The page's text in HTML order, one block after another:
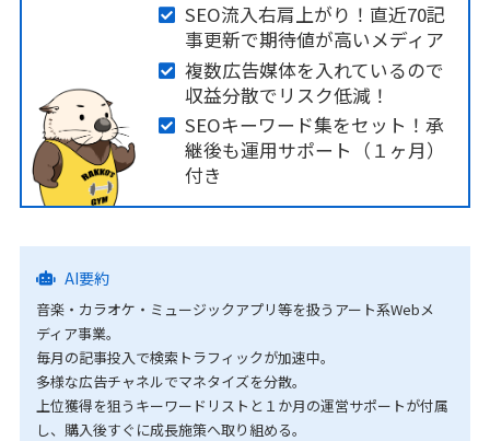
SEO流入右肩上がり！直近70記
事更新で期待値が高いメディア
複数広告媒体を入れているので
収益分散でリスク低減！
SEOキーワード集をセット！承
継後も運用サポート（１ヶ月）
付き
AI要約
音楽・カラオケ・ミュージックアプリ等を扱うアート系Webメ
ディア事業。
毎月の記事投入で検索トラフィックが加速中。
多様な広告チャネルでマネタイズを分散。
上位獲得を狙うキーワードリストと１か月の運営サポートが付属
し、購入後すぐに成長施策へ取り組める。